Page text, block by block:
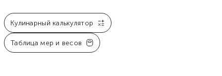
Кулинарный калькулятор
Таблица мер и весов